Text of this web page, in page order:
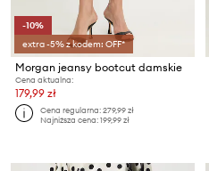
-10%
extra -5% z kodem: OFF*
Morgan jeansy bootcut damskie
Cena aktualna:
179,99 zł
Cena regularna:279,99 zł
Najniższa cena:199,99 zł